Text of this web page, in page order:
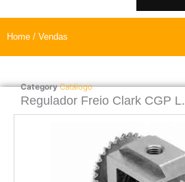
Home / Vendas
Regulador Freio Clark CGP
Category Catálogo